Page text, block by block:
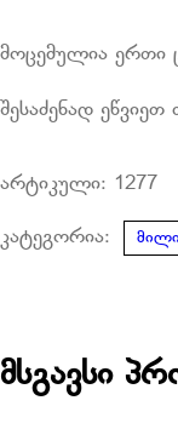
მოცემულია ერთი
შესაძენად
არტიკული: 1277
კატეგორია:
მსგავსი